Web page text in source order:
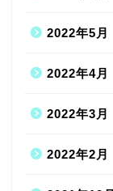
2022年5月
2022年4月
2022年3月
2022年2月